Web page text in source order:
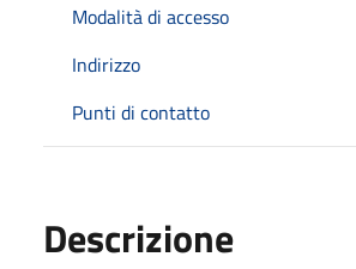
Modalità di accesso
Indirizzo
Punti di contatto
Descrizione